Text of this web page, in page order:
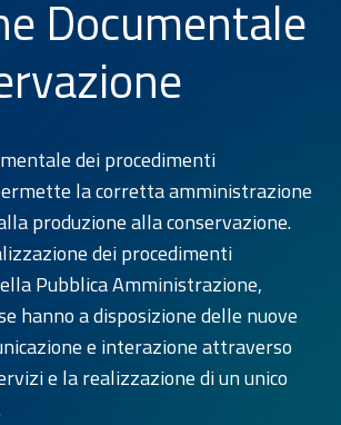
Documentale
dei procedimenti
la corretta amministrazione
produzione alla conservazione.
dei procedimenti
Pubblica Amministrazione,
hanno a disposizione delle nuove
e interazione attraverso
e la realizzazione di un unico